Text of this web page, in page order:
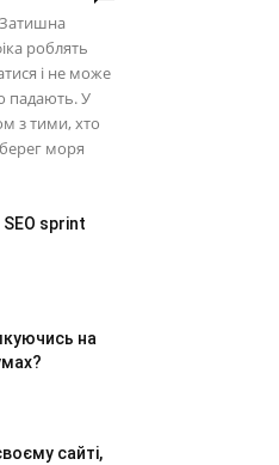
Затишна
роблять
і не може
падають. У
з тими, хто
моря
SEO sprint
на
сайті,